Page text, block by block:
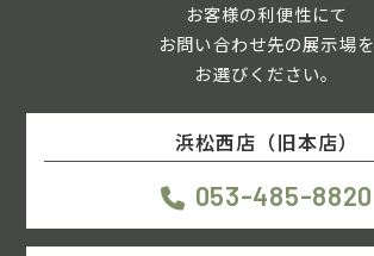
お客様の利便性にて
お問い合わせ先の展示場を
お選びください。
浜松西店（旧本店）
053-485-8820